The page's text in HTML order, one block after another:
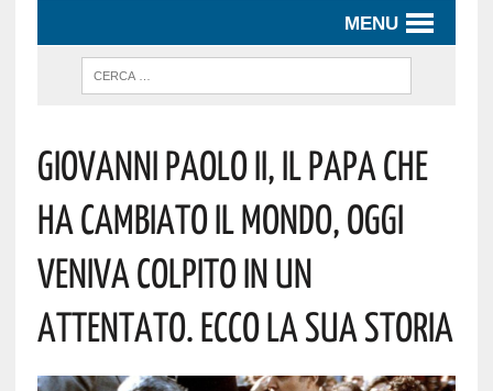
MENU
Giovanni Paolo II, Il Papa Che
Ha Cambiato Il Mondo, Oggi
Veniva Colpito In Un
Attentato. Ecco La Sua Storia